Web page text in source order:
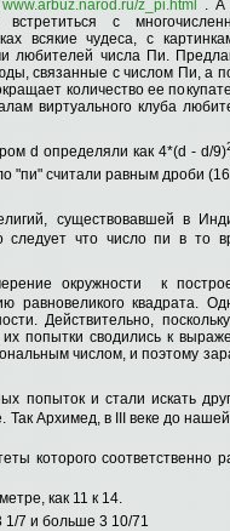
www.arbuz.narod.ru/z_pi.html
. А
с
всякие чудеса, с
любителей числа Пи.
связанные с числом Пи, а
количество ее
виртуального клуба
d определяли как 4*(d - d/9)
"пи" считали равным дроби
существовавшей в
следует что число пи в то
окружности к
равновеликого квадрата.
Действительно,
попытки сводились к
числом, и поэтому
попыток и стали искать
Так Архимед, в III веке до
которого соответственно
как 11 к 14.
7 и больше 3 10/71